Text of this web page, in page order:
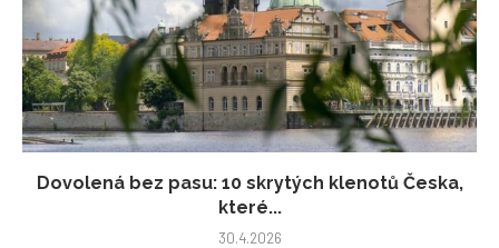
Dovolená bez pasu: 10 skrytých klenotů Česka,
které...
30.4.2026